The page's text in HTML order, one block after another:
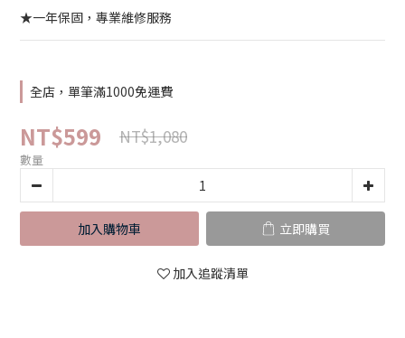
★一年保固，專業維修服務
全店，單筆滿1000免運費
NT$599 NT$1,080
數量
加入購物車 立即購買
加入追蹤清單